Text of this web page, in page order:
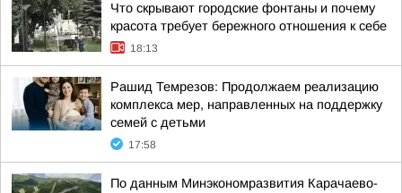
Что скрывают городские фонтаны и почему
красота требует бережного отношения к себе
18:13
Рашид Темрезов: Продолжаем реализацию
комплекса мер, направленных на поддержку
семей с детьми
17:58
По данным Минэкономразвития Карачаево-